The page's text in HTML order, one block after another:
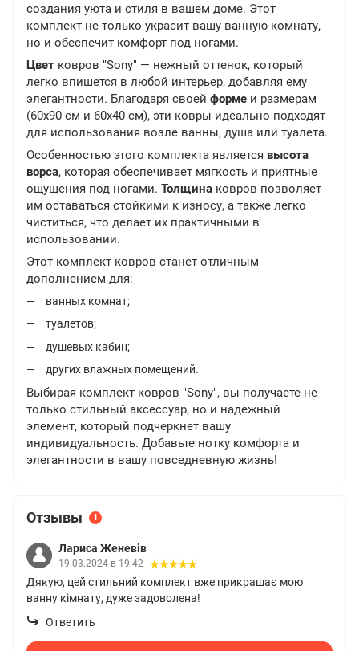
создания уюта и стиля в вашем доме. Этот
комплект не только украсит вашу ванную комнату,
но и обеспечит комфорт под ногами.
Цвет ковров "Sony" — нежный оттенок, который
легко впишется в любой интерьер, добавляя ему
элегантности. Благодаря своей форме и размерам
(60х90 см и 60х40 см), эти ковры идеально подходят
для использования возле ванны, душа или туалета.
Особенностью этого комплекта является высота
ворса, которая обеспечивает мягкость и приятные
ощущения под ногами. Толщина ковров позволяет
им оставаться стойкими к износу, а также легко
чиститься, что делает их практичными в
использовании.
Этот комплект ковров станет отличным
дополнением для:
ванных комнат;
туалетов;
душевых кабин;
других влажных помещений.
Выбирая комплект ковров "Sony", вы получаете не
только стильный аксессуар, но и надежный
элемент, который подчеркнет вашу
индивидуальность. Добавьте нотку комфорта и
элегантности в вашу повседневную жизнь!
Отзывы 1
Лариса Женевів
19.03.2024 в 19:42
Дякую, цей стильний комплект вже прикрашає мою
ванну кімнату, дуже задоволена!
Ответить